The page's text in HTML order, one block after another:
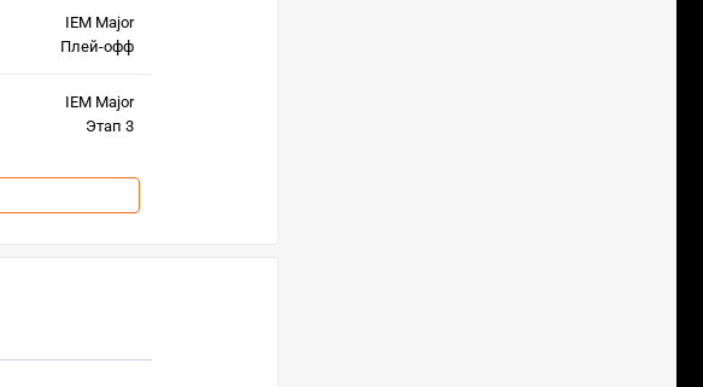
IEM Major
Плей-офф
IEM Major
Этап 3